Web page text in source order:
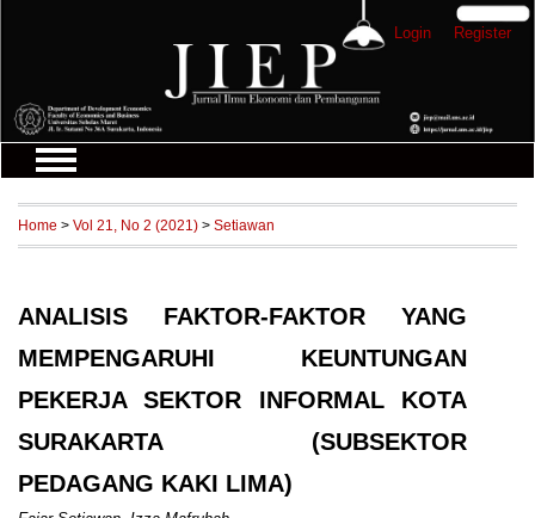
Login Register
Home > Vol 21, No 2 (2021) > Setiawan
ANALISIS FAKTOR-FAKTOR YANG
MEMPENGARUHI KEUNTUNGAN
PEKERJA SEKTOR INFORMAL KOTA
SURAKARTA (SUBSEKTOR
PEDAGANG KAKI LIMA)